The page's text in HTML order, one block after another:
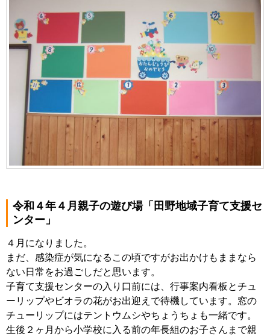
令和４年４月親子の遊び場「田野地域子育て支援セ
ンター」
４月になりました。
まだ、感染症が気になるこの頃ですがお出かけもままなら
ない日常をお過ごしだと思います。
子育て支援センターの入り口前には、行事案内看板とチュ
ーリップやビオラの花がお出迎えで待機しています。窓の
チューリップにはテントウムシやちょうちょも一緒です。
生後２ヶ月から小学校に入る前の年長組のお子さんまで親